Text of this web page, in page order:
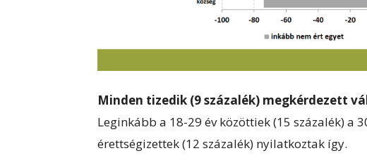
Minden tizedik (9 százalék) megkérdezett
Leginkább a 18-29 év közöttiek (15 százalék) a
érettségizettek (12 százalék) nyilatkoztak így.